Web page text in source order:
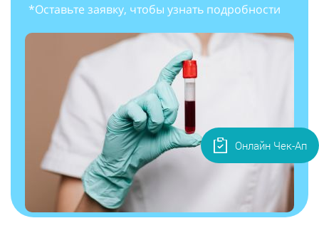
*Оставьте заявку, чтобы узнать подробности
Онлайн Чек-Ап